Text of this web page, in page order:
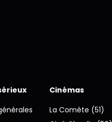
Cinémas
La Comète (51)